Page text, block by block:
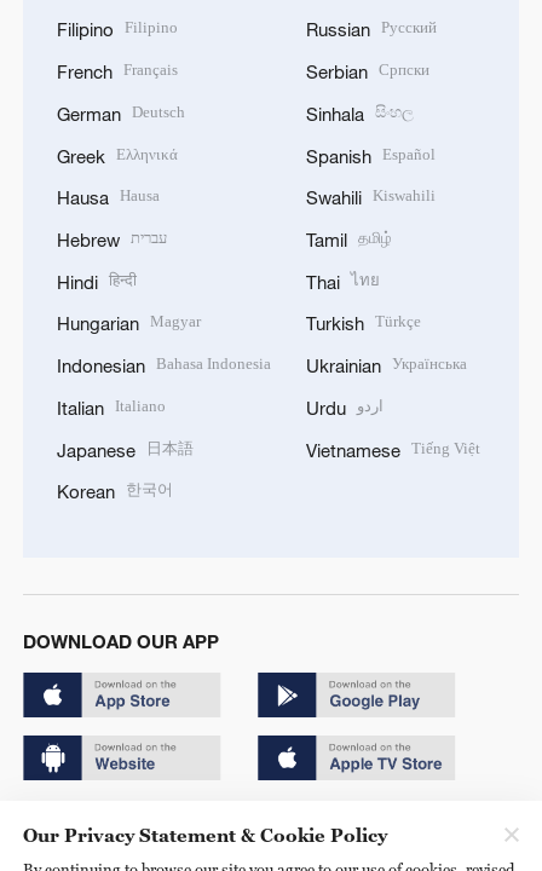
Filipino Filipino
French Français
German Deutsch
Greek Ελληνικά
Hausa Hausa
Hebrew עברית
Hindi हिन्दी
Hungarian Magyar
Indonesian Bahasa Indonesia
Italian Italiano
Japanese 日本語
Korean 한국어
Russian Русский
Serbian Српски
Sinhala සිංහල
Spanish Español
Swahili Kiswahili
Tamil தமிழ்
Thai ไทย
Turkish Türkçe
Ukrainian Українська
Urdu اردو
Vietnamese Tiếng Việt
DOWNLOAD OUR APP
京ICP备20000184号
Our Privacy Statement & Cookie Policy